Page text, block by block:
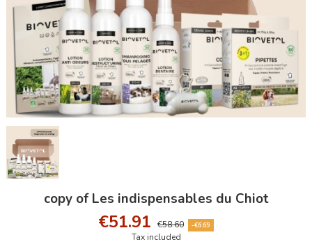
copy of Les indispensables du Chiot
€51.91 €58.60 -€6.69
Tax included